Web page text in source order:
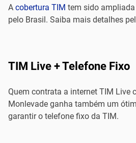
A cobertura TIM tem sido
pelo Brasil. Saiba mais detalhes
TIM Live + Telefone Fixo
Quem contrata a internet TIM Live
Monlevade ganha também um
garantir o telefone fixo da TIM.